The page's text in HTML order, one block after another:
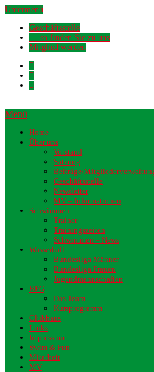
Untermenü
Geschäftsstelle
… so finden Sie zu uns
Mitglied werden
Menü
Home
Über uns
Vorstand
Satzung
Beiträge/
Geschäftsstelle
Newsletter
MV – Informationen
Schwimmen
Trainer
Trainingszeiten
Schwimmen – News
Wasserball
Bundesliga Männer
Bundesliga Frauen
Jugendmannschaften
BFG
Das Team
Kursprogramm
Clubhaus
Links
Impressum
Swim & Fun
Mitarbeit
MV